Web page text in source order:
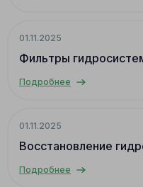
01.11.2025
Фильтры
Подробнее
01.11.2025
Восстановление
Подробнее